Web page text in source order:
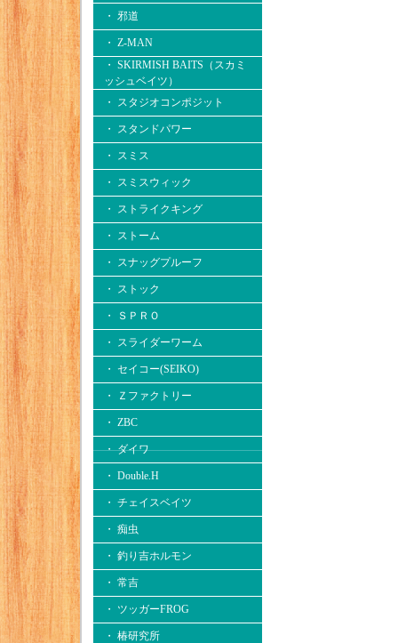
・ 邪道
・ Z-MAN
・ SKIRMISH BAITS（スカミ
ッシュベイツ）
・ スタジオコンポジット
・ スタンドパワー
・ スミス
・ スミスウィック
・ ストライクキング
・ ストーム
・ スナッグプルーフ
・ ストック
・ ＳＰＲＯ
・ スライダーワーム
・ セイコー(SEIKO)
・ Ｚファクトリー
・ ZBC
・ ダイワ
・ Double.H
・ チェイスベイツ
・ 痴虫
・ 釣り吉ホルモン
・ 常吉
・ ツッガーFROG
・ 椿研究所